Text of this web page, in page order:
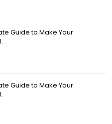
Guide to Make Your
Guide to Make Your